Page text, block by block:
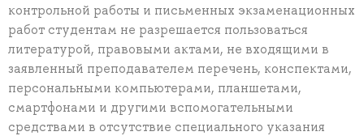
контрольной работы и письменных экзаменационных
работ студентам не разрешается пользоваться
литературой, правовыми актами, не входящими в
заявленный преподавателем перечень, конспектами,
персональными компьютерами, планшетами,
смартфонами и другими вспомогательными
средствами в отсутствие специального указания